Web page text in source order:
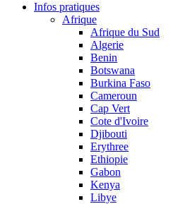
Infos pratiques
Afrique
Afrique du Sud
Algerie
Benin
Botswana
Burkina Faso
Cameroun
Cap Vert
Cote d'Ivoire
Djibouti
Erythree
Ethiopie
Gabon
Kenya
Libye